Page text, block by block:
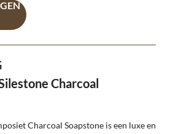
Charcoal
Charcoal Soapstone is een luxe en